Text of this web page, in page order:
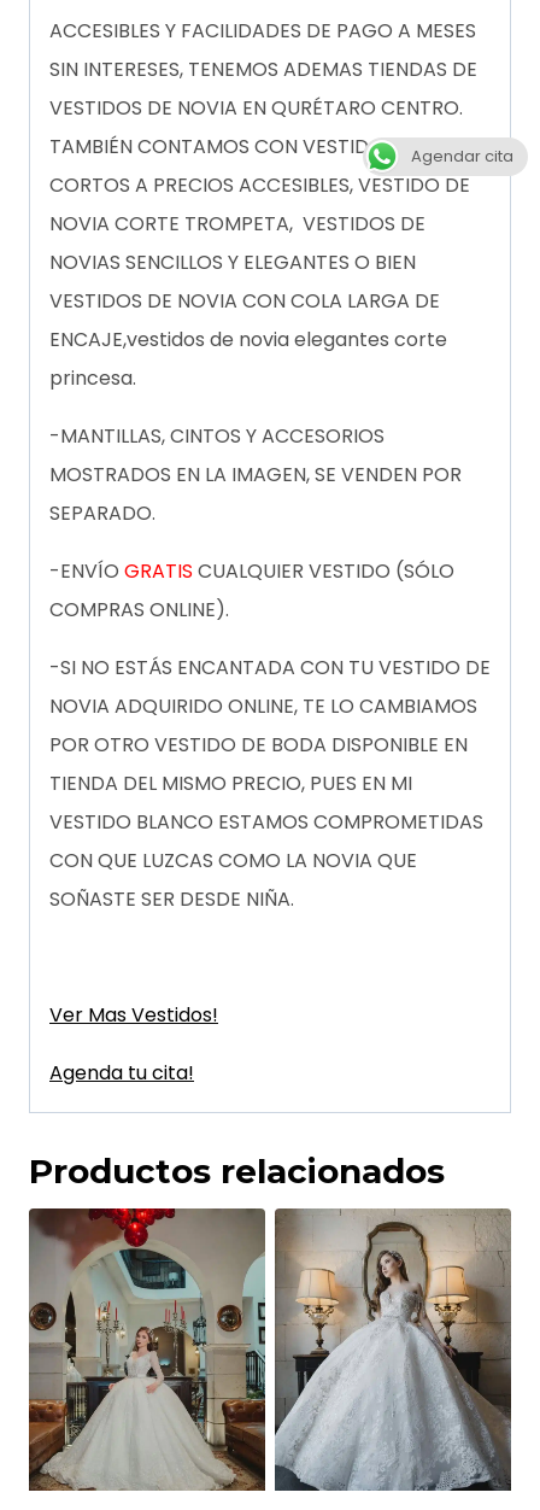
ACCESIBLES Y FACILIDADES DE PAGO A MESES
SIN INTERESES, TENEMOS ADEMAS TIENDAS DE
VESTIDOS DE NOVIA EN QURÉTARO CENTRO.
TAMBIÉN CONTAMOS CON VESTIDOS DE NOVIA
CORTOS A PRECIOS ACCESIBLES, VESTIDO DE
NOVIA CORTE TROMPETA, VESTIDOS DE
NOVIAS SENCILLOS Y ELEGANTES O BIEN
VESTIDOS DE NOVIA CON COLA LARGA DE
ENCAJE,vestidos de novia elegantes corte
princesa.
-MANTILLAS, CINTOS Y ACCESORIOS
MOSTRADOS EN LA IMAGEN, SE VENDEN POR
SEPARADO.
-ENVÍO GRATIS CUALQUIER VESTIDO (SÓLO
COMPRAS ONLINE).
-SI NO ESTÁS ENCANTADA CON TU VESTIDO DE
NOVIA ADQUIRIDO ONLINE, TE LO CAMBIAMOS
POR OTRO VESTIDO DE BODA DISPONIBLE EN
TIENDA DEL MISMO PRECIO, PUES EN MI
VESTIDO BLANCO ESTAMOS COMPROMETIDAS
CON QUE LUZCAS COMO LA NOVIA QUE
SOÑASTE SER DESDE NIÑA.
Ver Mas Vestidos!
Agenda tu cita!
Productos relacionados
Agendar cita